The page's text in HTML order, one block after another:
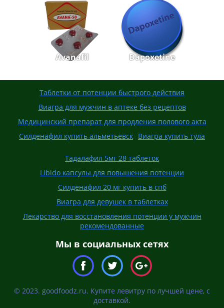
Avanafil Dapoxetine
Таблетки от потенции быстрого действия
Виагра для мужчин в аптеке без рецептов
Медицинский препарат для продления полового акта
Силденафил купить альметьевск Виагра купить тула
Тадалафил 5мг 28 таблеток
Libido капсулы для повышения потенции
Силденафил 20 мг купить в спб
Виагра для девушек в таблетках
Лекарство для восстановления потенции у мужчин
рекомендованные
Мы в социальных сетях
© 2023. goodfoodz.ru. Купите левитру по лучшей цене, с
доставкой.